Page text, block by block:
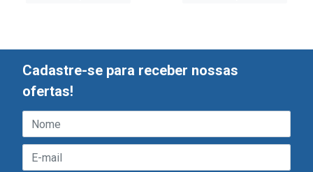
Cadastre-se para receber nossas
ofertas!